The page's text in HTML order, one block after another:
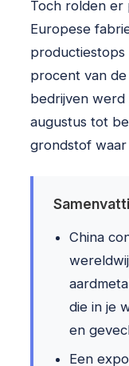
Toch rolden er
Europese
productiestops
procent van
bedrijven
augustus tot
grondstof waar
China
die in je
en
Een